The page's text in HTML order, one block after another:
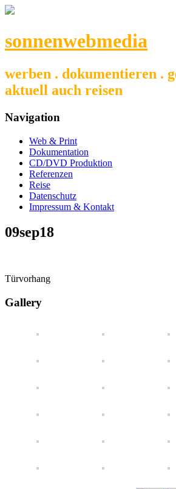
sonnenwebmedia
werben . dokumentieren .
aktuell auch reisen
Navigation
Web & Print
Dokumentation
CD/DVD Produktion
Referenzen
Reise
Datenschutz
Impressum & Kontakt
09sep18
Türvorhang
Gallery